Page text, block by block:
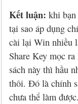
Kết luận: khi bạn
tại sao áp dụng
cài lại Win nhiều
Share Key mọc
sách này thì hầu
thôi. Đó là chính
chưa thể làm